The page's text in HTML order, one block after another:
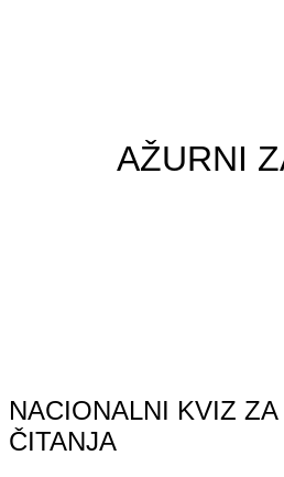
AŽURNI
NACIONALNI KVIZ
ČITANJA